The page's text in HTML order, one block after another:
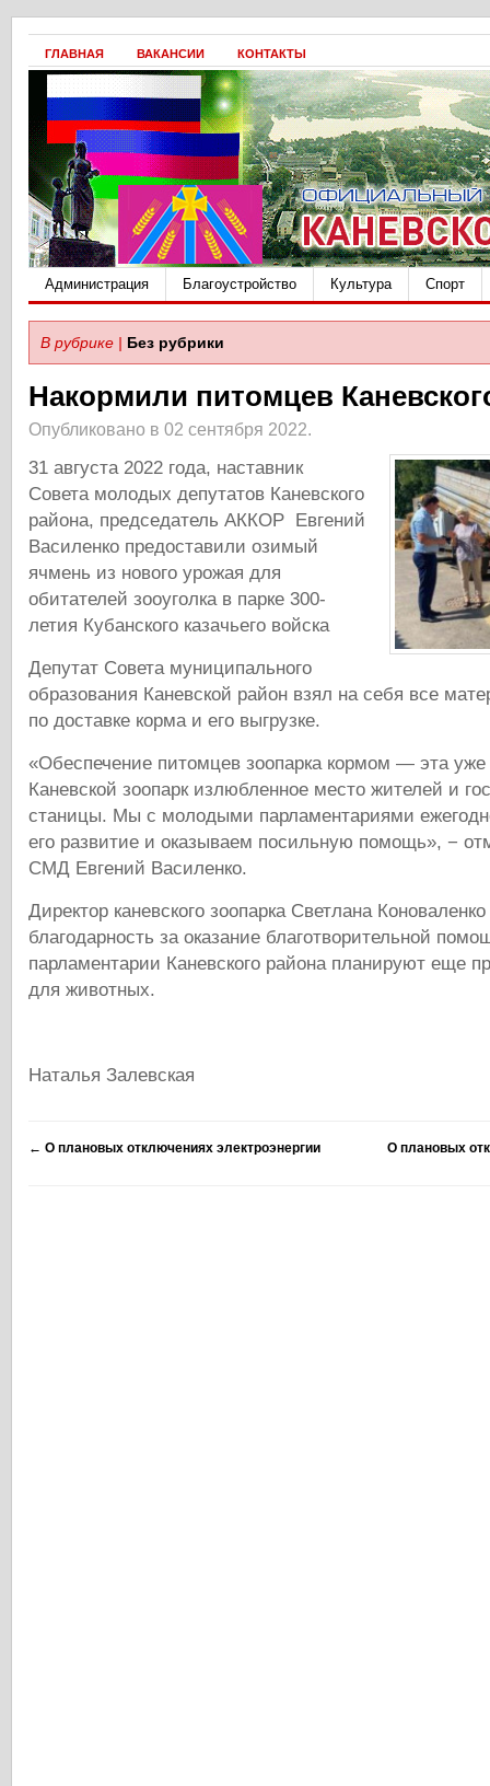
ГЛАВНАЯ ВАКАНСИИ КОНТАКТЫ
Администрация Благоустройство Культура Спорт
В рубрике | Без рубрики
Накормили питомцев
Опубликовано в 02 сентября 2022.
31 августа 2022 года, наставник
Совета молодых депутатов Каневского
района, председатель АККОР Евгений
Василенко предоставили озимый
ячмень из нового урожая для
обитателей зооуголка в парке 300-
летия Кубанского казачьего войска
Депутат Совета муниципального
образования Каневской район взял на себя все
по доставке корма и его выгрузке.
«Обеспечение питомцев зоопарка кормом — эта
Каневской зоопарк излюбленное место жителей и
станицы. Мы с молодыми парламентариями
его развитие и оказываем посильную помощь», −
СМД Евгений Василенко.
Директор каневского зоопарка Светлана
благодарность за оказание благотворительной
парламентарии Каневского района планируют еще
для животных.
Наталья Залевская
← О плановых отключениях электроэнергии О плановых